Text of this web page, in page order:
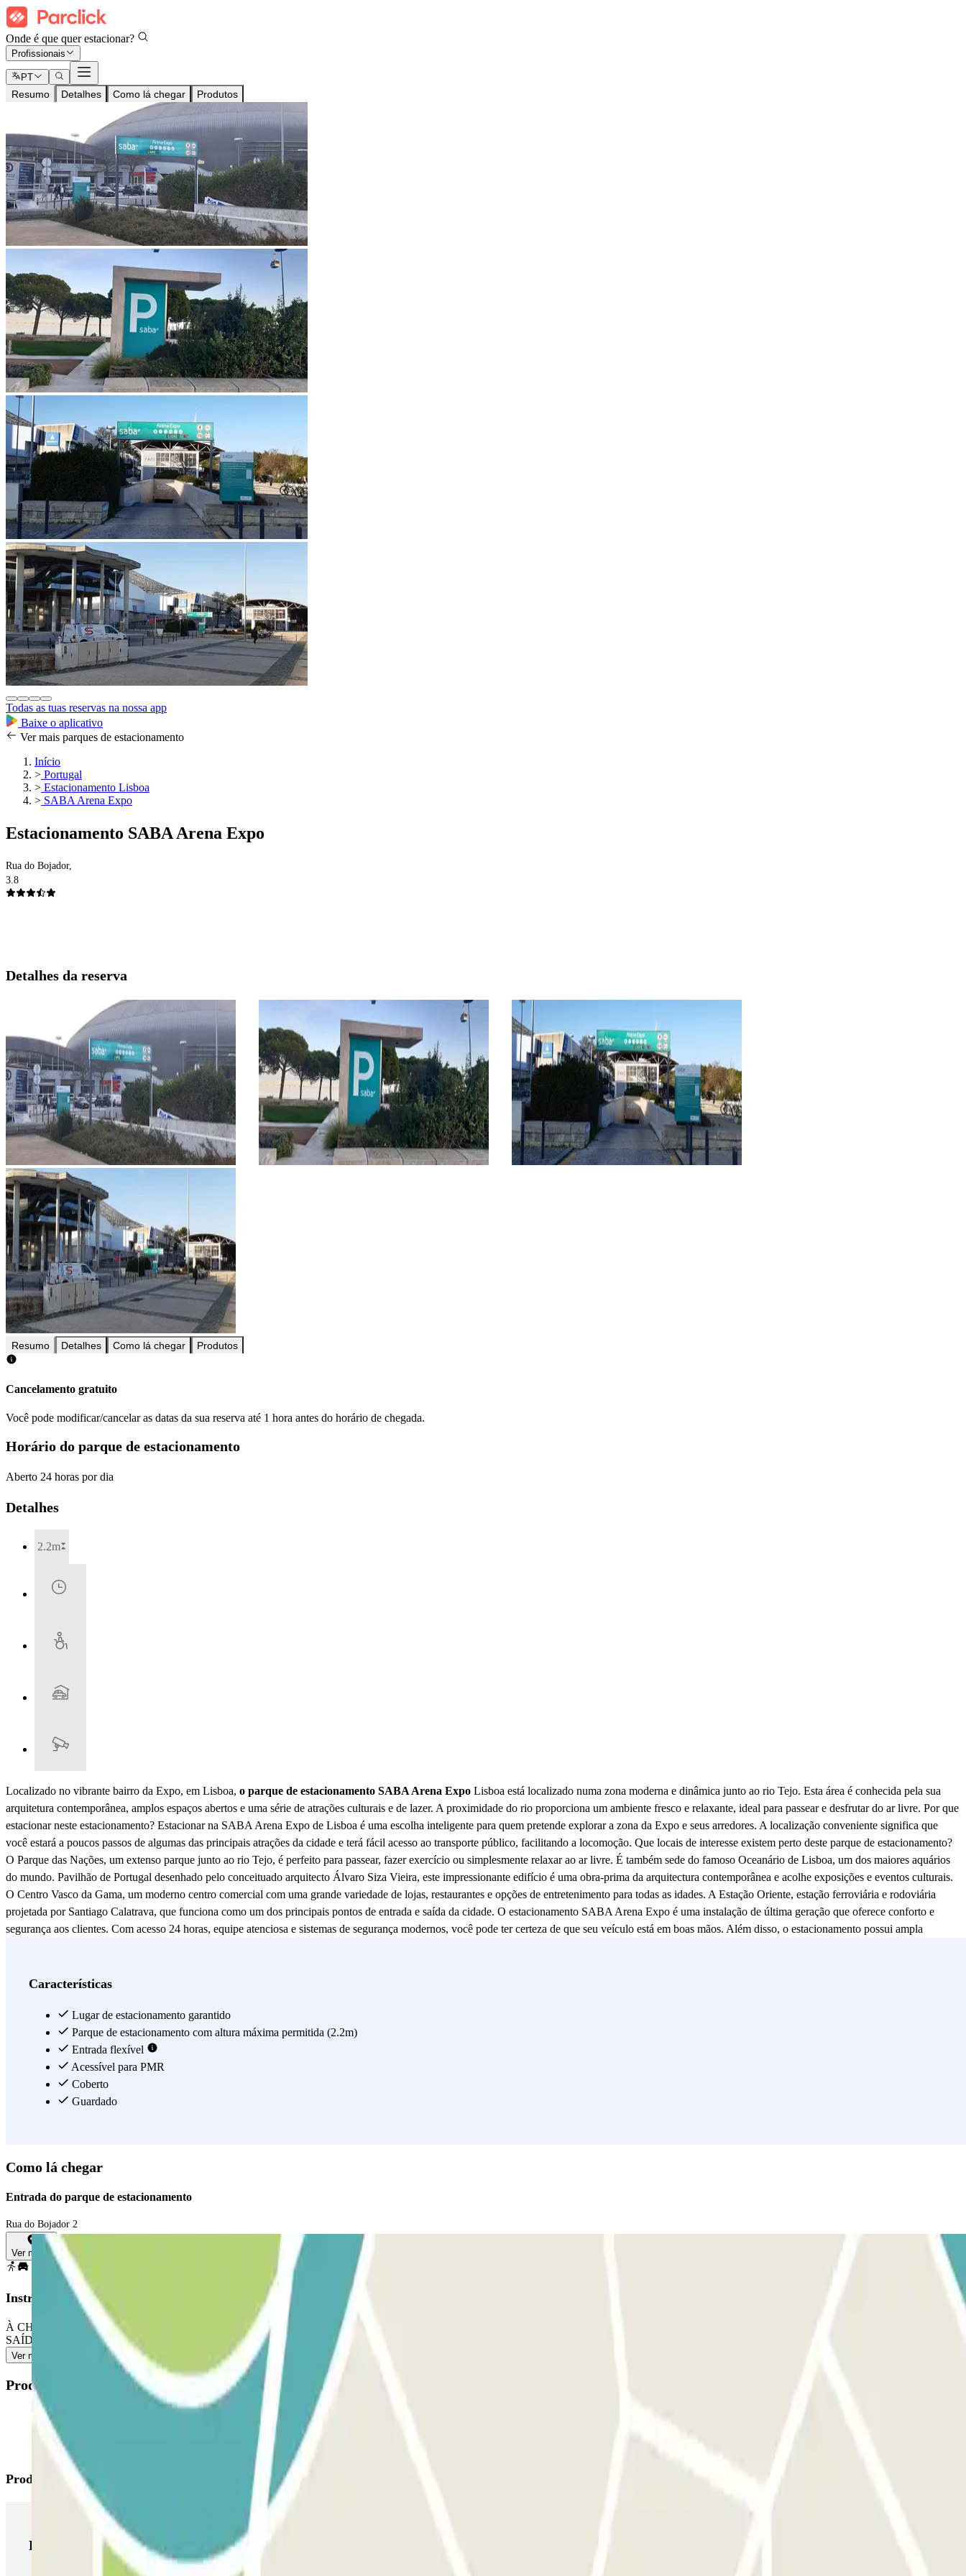
Onde é que quer estacionar?
Profissionais
PT
Resumo Detalhes Como lá chegar Produtos
Todas as tuas reservas na nossa app
Baixe o aplicativo
Ver mais parques de estacionamento
Início
> Portugal
> Estacionamento Lisboa
> SABA Arena Expo
Estacionamento SABA Arena Expo
Rua do Bojador,
3.8
Detalhes da reserva
Resumo Detalhes Como lá chegar Produtos
Cancelamento gratuito
Você pode modificar/cancelar as datas da sua reserva até 1 hora antes do horário de chegada.
Horário do parque de estacionamento
Aberto 24 horas por dia
Detalhes
2.2m
Localizado no vibrante bairro da Expo, em Lisboa, o parque de estacionamento SABA Arena Expo Lisboa está localizado numa zona moderna e dinâmica junto ao rio Tejo. Esta área é conhecida pela sua
arquitetura contemporânea, amplos espaços abertos e uma série de atrações culturais e de lazer. A proximidade do rio proporciona um ambiente fresco e relaxante, ideal para passear e desfrutar do ar livre. Por que
estacionar neste estacionamento? Estacionar na SABA Arena Expo de Lisboa é uma escolha inteligente para quem pretende explorar a zona da Expo e seus arredores. A localização conveniente significa que
você estará a poucos passos de algumas das principais atrações da cidade e terá fácil acesso ao transporte público, facilitando a locomoção. Que locais de interesse existem perto deste parque de estacionamento?
O Parque das Nações, um extenso parque junto ao rio Tejo, é perfeito para passear, fazer exercício ou simplesmente relaxar ao ar livre. É também sede do famoso Oceanário de Lisboa, um dos maiores aquários
do mundo. Pavilhão de Portugal desenhado pelo conceituado arquitecto Álvaro Siza Vieira, este impressionante edifício é uma obra-prima da arquitectura contemporânea e acolhe exposições e eventos culturais.
O Centro Vasco da Gama, um moderno centro comercial com uma grande variedade de lojas, restaurantes e opções de entretenimento para todas as idades. A Estação Oriente, estação ferroviária e rodoviária
projetada por Santiago Calatrava, que funciona como um dos principais pontos de entrada e saída da cidade. O estacionamento SABA Arena Expo é uma instalação de última geração que oferece conforto e
segurança aos clientes. Com acesso 24 horas, equipe atenciosa e sistemas de segurança modernos, você pode ter certeza de que seu veículo está em boas mãos. Além disso, o estacionamento possui ampla
Características
Lugar de estacionamento garantido
Parque de estacionamento com altura máxima permitida (2.2m)
Entrada flexível
Acessível para PMR
Coberto
Guardado
Como lá chegar
Entrada do parque de estacionamento
Rua do Bojador 2
Ver mapa
Instruções
À CHEGADA: chamar o intercomunicador da barreira e fornecer os dados da sua reserva. À PARTIDA: chamar o intercomunicador se a barreira não se abrir. SE O SEU PASSE PERMITIR A ENTRADA E
SAÍDA ILIMITADAS: siga as mesmas instruções de entrada e saída.
Ver mais
Produtos disponíveis
Produtos Parclick
Produtos Parclick